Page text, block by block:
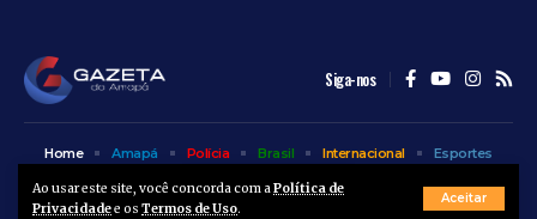
Ao usar este site, você concorda com aPolítica de
Privacidadee os Termos de Uso.
Aceitar
Siga-nos
Home Amapá Polícia Brasil Internacional
Esportes
Bem Estar
Entretenimento